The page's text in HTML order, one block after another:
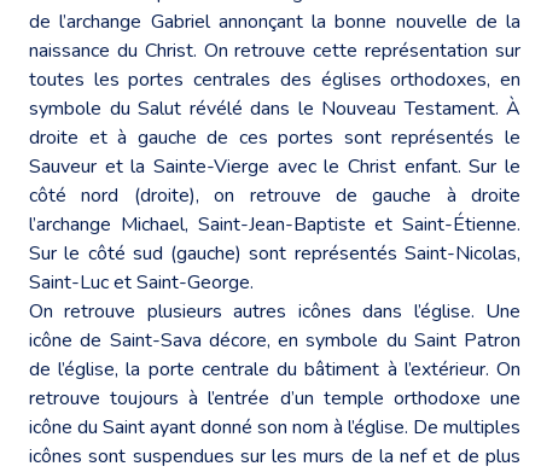
de l’archange Gabriel annonçant la bonne nouvelle de la
naissance du Christ. On retrouve cette représentation sur
toutes les portes centrales des églises orthodoxes, en
symbole du Salut révélé dans le Nouveau Testament. À
droite et à gauche de ces portes sont représentés le
Sauveur et la Sainte-Vierge avec le Christ enfant. Sur le
côté nord (droite), on retrouve de gauche à droite
l’archange Michael, Saint-Jean-Baptiste et Saint-Étienne.
Sur le côté sud (gauche) sont représentés Saint-Nicolas,
Saint-Luc et Saint-George.
On retrouve plusieurs autres icônes dans l’église. Une
icône de Saint-Sava décore, en symbole du Saint Patron
de l’église, la porte centrale du bâtiment à l’extérieur. On
retrouve toujours à l’entrée d’un temple orthodoxe une
icône du Saint ayant donné son nom à l’église. De multiples
icônes sont suspendues sur les murs de la nef et de plus